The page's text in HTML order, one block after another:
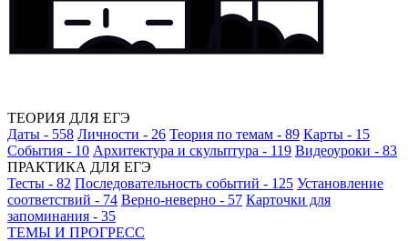
ТЕОРИЯ ДЛЯ ЕГЭ
Даты - 558 Личности - 26 Теория по темам - 89 Карты - 15
События - 10 Архитектура и скульптура - 119 Видеоуроки - 83
ПРАКТИКА ДЛЯ ЕГЭ
Тесты - 82 Последовательность событий - 125 Установление
соответствий - 74 Верно-неверно - 57 Карточки для
запоминания - 35
ТЕМЫ И ПРОГРЕСС